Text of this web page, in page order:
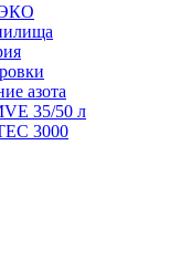
ЭКО
азота
35/50 л
3000